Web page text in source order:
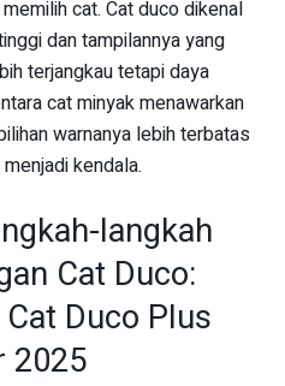
cat. Cat duco dikenal
dan tampilannya yang
terjangkau tetapi daya
cat minyak menawarkan
warnanya lebih terbatas
kendala.
langkah
Cat Duco:
Duco Plus
2025